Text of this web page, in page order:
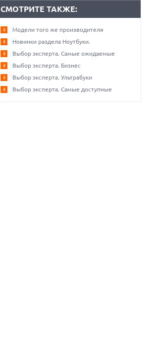
СМОТРИТЕ ТАКЖЕ:
Модели того же производителя
Новинки раздела Ноутбуки.
Выбор эксперта. Самые ожидаемые
Выбор эксперта. Бизнес
Выбор эксперта. Ультрабуки
Выбор эксперта. Самые доступные